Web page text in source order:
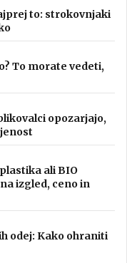
to: strokovnjaki
To morate vedeti,
opozarjajo,
ali BIO
izgled, ceno in
odej: Kako ohraniti